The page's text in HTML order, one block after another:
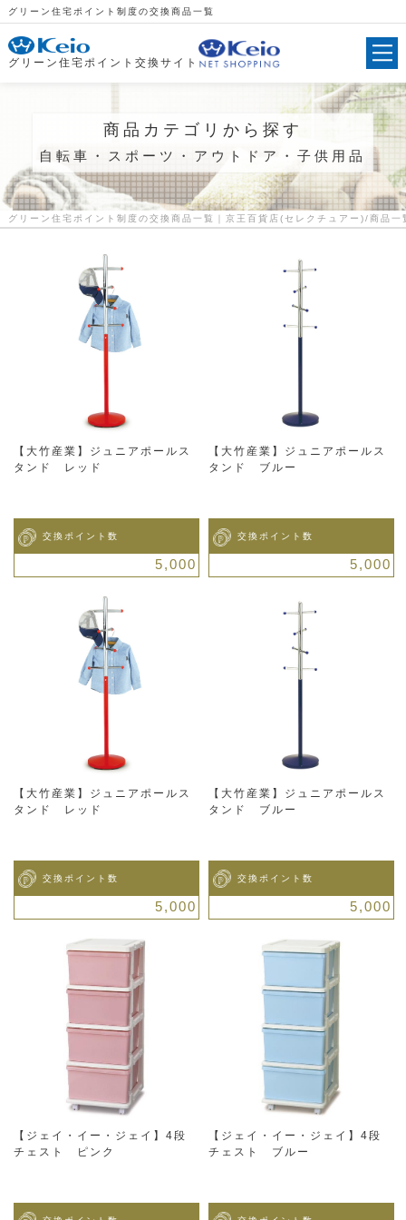
グリーン住宅ポイント制度の交換商品一覧
グリーン住宅ポイント交換サイト
商品カテゴリから探す
自転車・スポーツ・アウトドア・子供用品
グリーン住宅ポイント制度の交換商品一覧｜京王百貨店(セレクチュアー) 商品一
【大竹産業】ジュニアポールス
タンド レッド
交換ポイント数
5,000
【大竹産業】ジュニアポールス
タンド ブルー
交換ポイント数
5,000
【大竹産業】ジュニアポールス
タンド レッド
交換ポイント数
5,000
【大竹産業】ジュニアポールス
タンド ブルー
交換ポイント数
5,000
【ジェイ・イー・ジェイ】4段
チェスト ピンク
【ジェイ・イー・ジェイ】4段
チェスト ブルー